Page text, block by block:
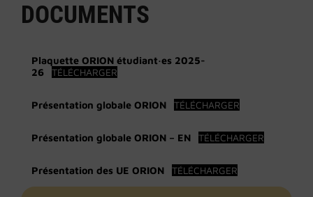
DOCUMENTS
Plaquette ORION étudiant·es 2025-
26
TÉLÉCHARGER
Présentation globale ORION TÉLÉCHARGER
Présentation globale ORION – EN TÉLÉCHARGER
Présentation des UE ORION TÉLÉCHARGER